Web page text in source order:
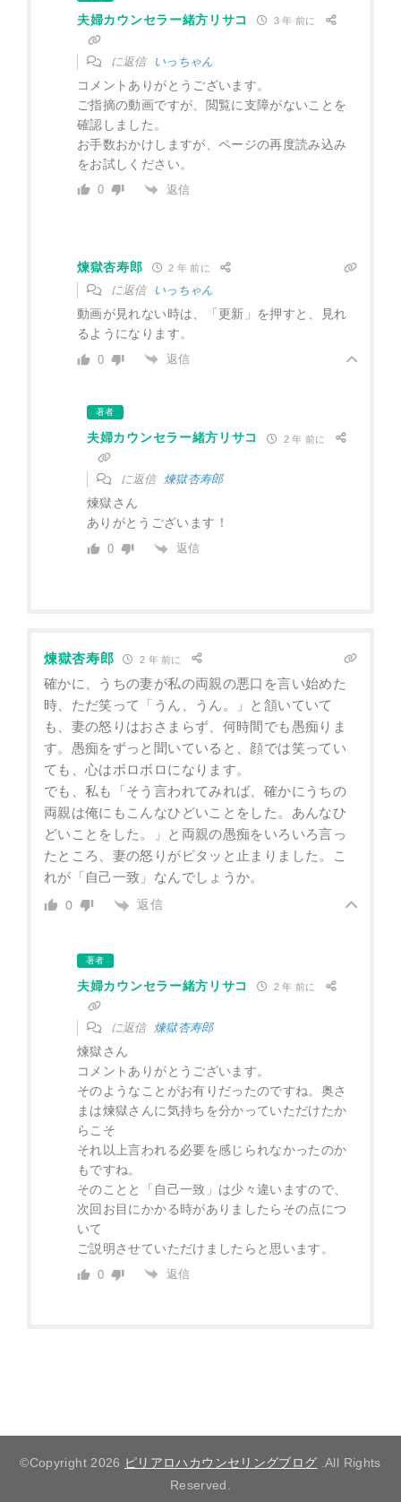
夫婦カウンセラー緒方リサコ 3 年 前に
に返信 いっちゃん
コメントありがとうございます。
ご指摘の動画ですが、閲覧に支障がないことを
確認しました。
お手数おかけしますが、ページの再度読み込み
をお試しください。
0 返信
煉獄杏寿郎 2 年 前に
に返信 いっちゃん
動画が見れない時は、「更新」を押すと、見れ
るようになります。
0 返信
著者
夫婦カウンセラー緒方リサコ 2 年 前に
に返信 煉獄杏寿郎
煉獄さん
ありがとうございます！
0 返信
煉獄杏寿郎 2 年 前に
確かに、うちの妻が私の両親の悪口を言い始めた
時、ただ笑って「うん、うん。」と頷いていて
も、妻の怒りはおさまらず、何時間でも愚痴りま
す。愚痴をずっと聞いていると、顔では笑ってい
ても、心はボロボロになります。
でも、私も「そう言われてみれば、確かにうちの
両親は俺にもこんなひどいことをした。あんなひ
どいことをした。」と両親の愚痴をいろいろ言っ
たところ、妻の怒りがピタッと止まりました。こ
れが「自己一致」なんでしょうか。
0 返信
著者
夫婦カウンセラー緒方リサコ 2 年 前に
に返信 煉獄杏寿郎
煉獄さん
コメントありがとうございます。
そのようなことがお有りだったのですね。奥さ
まは煉獄さんに気持ちを分かっていただけたか
らこそ
それ以上言われる必要を感じられなかったのか
もですね。
そのことと「自己一致」は少々違いますので、
次回お目にかかる時がありましたらその点につ
いて
ご説明させていただけましたらと思います。
0 返信
©Copyright 2026 ピリアロハカウンセリングブログ .All Rights
Reserved.